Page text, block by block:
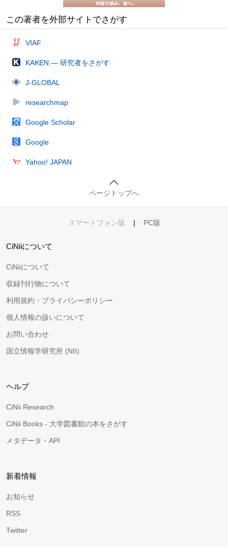
この著者を外部サイトでさがす
VIAF
KAKEN — 研究者をさがす
J-GLOBAL
researchmap
Google Scholar
Google
Yahoo! JAPAN
ページトップへ
スマートフォン版 | PC版
CiNiiについて
CiNiiについて
収録刊行物について
利用規約・プライバシーポリシー
個人情報の扱いについて
お問い合わせ
国立情報学研究所 (NII)
ヘルプ
CiNii Research
CiNii Books - 大学図書館の本をさがす
メタデータ・API
新着情報
お知らせ
RSS
Twitter